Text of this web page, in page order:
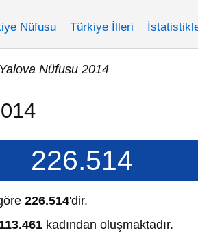
Nüfusu Türkiye İlleri
Yalova Nüfusu 2014
226.514
226.514'dir.
113.461 kadından oluşmaktadır.